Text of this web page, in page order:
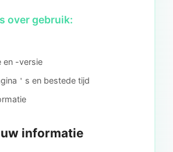
over gebruik:
en -versie
＇s en bestede tijd
uw informatie